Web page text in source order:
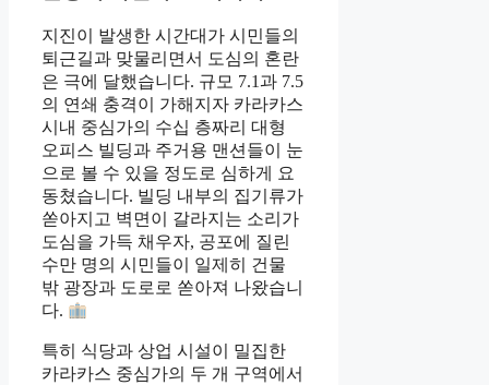
지진이 발생한 시간대가 시민들의
퇴근길과 맞물리면서 도심의 혼란
은 극에 달했습니다. 규모 7.1과 7.5
의 연쇄 충격이 가해지자 카라카스
시내 중심가의 수십 층짜리 대형
오피스 빌딩과 주거용 맨션들이 눈
으로 볼 수 있을 정도로 심하게 요
동쳤습니다. 빌딩 내부의 집기류가
쏟아지고 벽면이 갈라지는 소리가
도심을 가득 채우자, 공포에 질린
수만 명의 시민들이 일제히 건물
밖 광장과 도로로 쏟아져 나왔습니
다.
특히 식당과 상업 시설이 밀집한
카라카스 중심가의 두 개 구역에서